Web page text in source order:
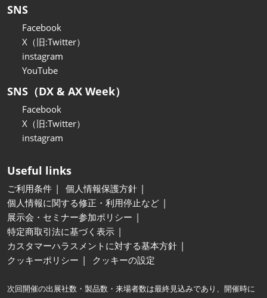
SNS
Facebook
X（旧:Twitter）
instagram
YouTube
SNS（DX & AX Week）
Facebook
X（旧:Twitter）
instagram
Useful links
ご利用条件
個人情報保護方針
個人情報に関する修正・利用停止など
展示会・セミナー参加ポリシー
特定商取引法に基づく表示
カスタマーハラスメントに対する基本方針
クッキーポリシー
クッキーの設定
次回開催の出展社数・製品数・来場者数は最終見込みであり、開催時に